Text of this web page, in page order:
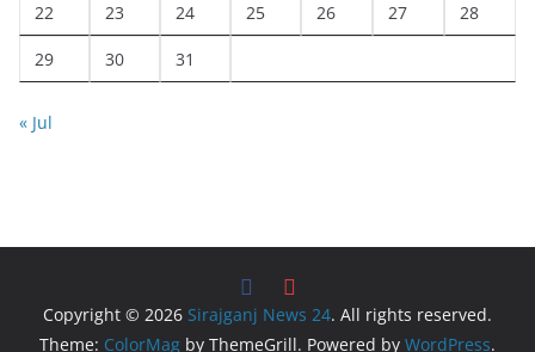
22 23 24 25 26 27 28
29 30 31
« Jul
Copyright © 2026 Sirajganj News 24. All rights reserved.
Theme: ColorMag by ThemeGrill. Powered by WordPress.